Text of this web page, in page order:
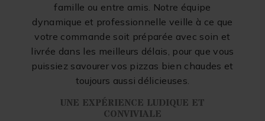
famille ou entre amis. Notre équipe
dynamique et professionnelle veille à ce que
votre commande soit préparée avec soin et
livrée dans les meilleurs délais, pour que vous
puissiez savourer vos pizzas bien chaudes et
toujours aussi délicieuses.
UNE EXPÉRIENCE LUDIQUE ET
CONVIVIALE